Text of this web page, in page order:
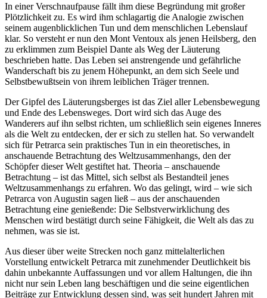
In einer Verschnaufpause fällt ihm diese Begründung mit großer
Plötzlichkeit zu. Es wird ihm schlagartig die Analogie zwischen
seinem augenblicklichen Tun und dem menschlichen Lebenslauf
klar. So versteht er nun den Mont Ventoux als jenen Heilsberg, den
zu erklimmen zum Beispiel Dante als Weg der Läuterung
beschrieben hatte. Das Leben sei anstrengende und gefährliche
Wanderschaft bis zu jenem Höhepunkt, an dem sich Seele und
Selbstbewußtsein von ihrem leiblichen Träger trennen.
Der Gipfel des Läuterungsberges ist das Ziel aller Lebensbewegung
und Ende des Lebensweges. Dort wird sich das Auge des
Wanderers auf ihn selbst richten, um schließlich sein eigenes Inneres
als die Welt zu entdecken, der er sich zu stellen hat. So verwandelt
sich für Petrarca sein praktisches Tun in ein theoretisches, in
anschauende Betrachtung des Weltzusammenhangs, den der
Schöpfer dieser Welt gestiftet hat. Theoria – anschauende
Betrachtung – ist das Mittel, sich selbst als Bestandteil jenes
Weltzusammenhangs zu erfahren. Wo das gelingt, wird – wie sich
Petrarca von Augustin sagen ließ – aus der anschauenden
Betrachtung eine genießende: Die Selbstverwirklichung des
Menschen wird bestätigt durch seine Fähigkeit, die Welt als das zu
nehmen, was sie ist.
Aus dieser über weite Strecken noch ganz mittelalterlichen
Vorstellung entwickelt Petrarca mit zunehmender Deutlichkeit bis
dahin unbekannte Auffassungen und vor allem Haltungen, die ihn
nicht nur sein Leben lang beschäftigen und die seine eigentlichen
Beiträge zur Entwicklung dessen sind, was seit hundert Jahren mit